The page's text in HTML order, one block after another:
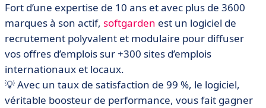
Fort d’une expertise de 10 ans et avec plus de 3600
marques à son actif, softgarden est un logiciel de
recrutement polyvalent et modulaire pour diffuser
vos offres d’emplois sur +300 sites d’emplois
internationaux et locaux.
💡 Avec un taux de satisfaction de 99 %, le logiciel,
véritable boosteur de performance, vous fait gagner